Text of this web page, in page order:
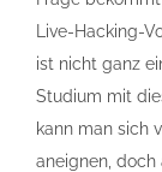
Live-Hacking-
ist nicht ganz
Studium mit
kann man sich
aneignen, doch